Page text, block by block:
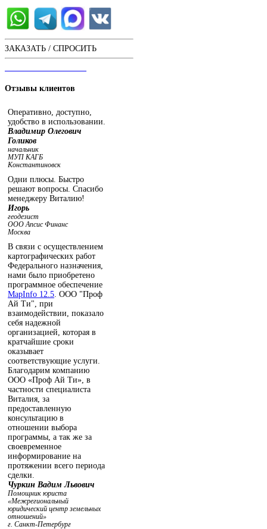
ЗАКАЗАТЬ / СПРОСИТЬ
Отзывы клиентов
Оперативно, доступно,
удобство в использовании.
Владимир Олегович
Голиков
начальник
МУП КАГБ
Константиновск
Одни плюсы. Быстро
решают вопросы. Спасибо
менеджеру Виталию!
Игорь
геодезист
ООО Апсис Финанс
Москва
В связи с осуществлением
картографических работ
Федерального назначения,
нами было приобретено
программное обеспечение
MapInfo 12.5 . ООО "Проф
Ай Ти", при
взаимодействии, показало
себя надежной
организацией, которая в
кратчайшие сроки
оказывает
соответствующие услуги.
Благодарим компанию
ООО «Проф Ай Ти», в
частности специалиста
Виталия, за
предоставленную
консультацию в
отношении выбора
программы, а так же за
своевременное
информирование на
протяжении всего периода
сделки.
Чуркин Вадим Львович
Помощник юриста
«Межрегиональный
юридический центр земельных
отношений»
г. Санкт-Петербург